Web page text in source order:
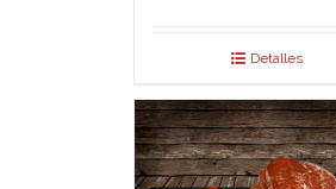
Detalles